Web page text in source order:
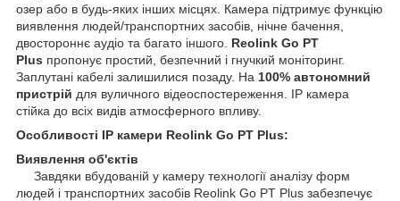
озер або в будь-яких інших місцях. Камера підтримує функцію
виявлення людей/транспортних засобів, нічне бачення,
двостороннє аудіо та багато іншого. Reolink Go PT
Plus пропонує простий, безпечний і гнучкий моніторинг.
Заплутані кабелі залишилися позаду. На 100% автономний
пристрій для вуличного відеоспостереження. IP камера
стійка до всіх видів атмосферного впливу.
Особливості IP камери Reolink Go PT Plus:
Виявлення об'єктів
Завдяки вбудованій у камеру технології аналізу форм
людей і транспортних засобів Reolink Go PT Plus забезпечує